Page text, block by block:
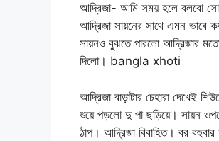
আদ্রিজা- আমি সময় হলে বলবো
আদ্রিজা সায়নের সাথে এমন ভাবে
সায়নও বুঝতে পারলো আদ্রিজার
দিলো। bangla xhoti
আদ্রিজা বাড়াটার চেহারা
শুয়ে পড়লো দু পা ছড়িয়ে। সায়ন
ঠাপ। আদ্রিজা বিবাহিত। বর